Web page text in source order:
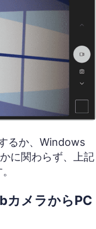
るか、Windows
に関わらず、上記
カメラからPC